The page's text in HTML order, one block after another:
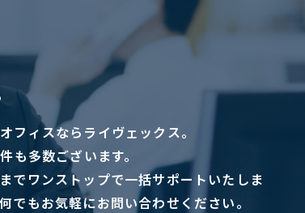
フィスならライヴェックス。
多数ございます。
でワンストップで一括サポートいたしま
もお気軽にお問い合わせください。